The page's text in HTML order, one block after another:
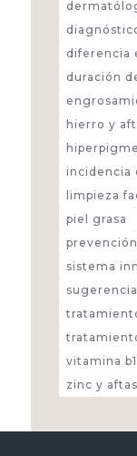
diferencia
duración
hierro y
incidencia
limpieza
piel grasa
sistema
sugerencia
vitamina
zinc y aftas